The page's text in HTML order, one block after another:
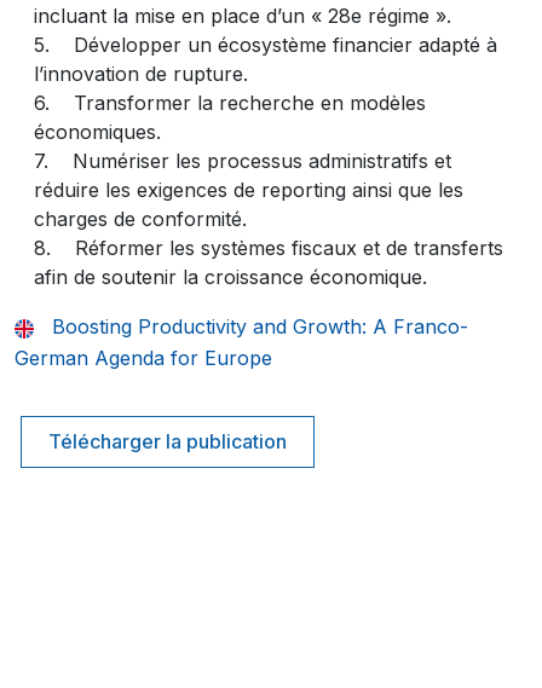
incluant la mise en place d’un « 28e régime ».
5. Développer un écosystème financier adapté à
l’innovation de rupture.
6. Transformer la recherche en modèles
économiques.
7. Numériser les processus administratifs et
réduire les exigences de reporting ainsi que les
charges de conformité.
8. Réformer les systèmes fiscaux et de transferts
afin de soutenir la croissance économique.
Boosting Productivity and Growth: A Franco-
German Agenda for Europe
Télécharger la publication